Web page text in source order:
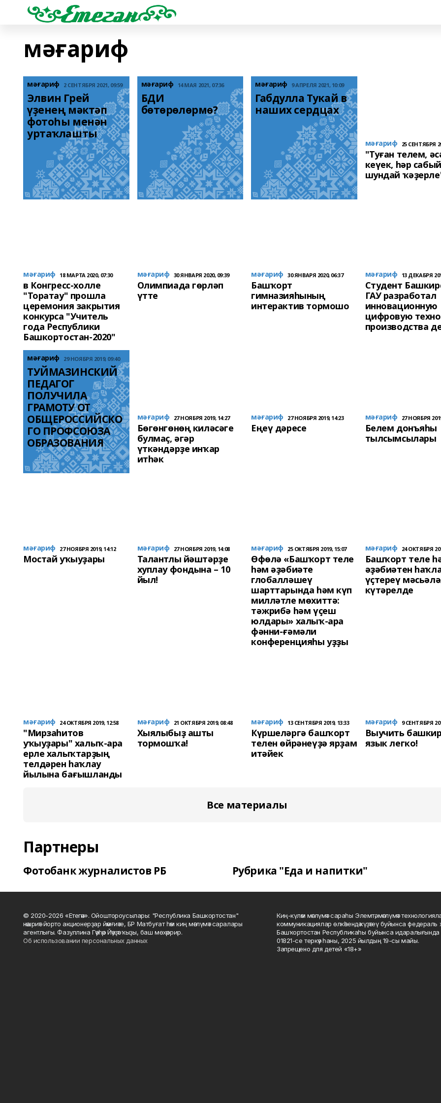
мәғариф
мәғариф 2 СЕНТЯБРЯ 2021, 09:59
Элвин Грей
үҙенең мәктәп
фотоһы менән
уртаҡлашты
мәғариф 14 МАЯ 2021, 07:36
БДИ
бөтөрөлөрмө?
мәғариф 9 АПРЕЛЯ 2021, 10:09
Габдулла Тукай в
наших сердцах
мәғариф 25 СЕНТЯБРЯ
"Туған телем,
кеүек, һәр
шундай
мәғариф 18 МАРТА 2020, 07:30
в Конгресс-холле
"Торатау" прошла
церемония закрытия
конкурса "Учитель
года Республики
Башкортостан-2020"
мәғариф 30 ЯНВАРЯ 2020, 09:39
Олимпиада гөрләп
үтте
мәғариф 30 ЯНВАРЯ 2020, 06:37
Башҡорт
гимназияһының
интерактив тормошо
мәғариф 13 ДЕКАБРЯ
Студент
ГАУ разработал
инновационную
цифровую
производства
мәғариф 29 НОЯБРЯ 2019, 09:40
ТУЙМАЗИНСКИЙ
ПЕДАГОГ
ПОЛУЧИЛА
ГРАМОТУ ОТ
ОБЩЕРОССИЙСКО
ГО ПРОФСОЮЗА
ОБРАЗОВАНИЯ
мәғариф 27 НОЯБРЯ 2019, 14:27
Бөгөнгөнөң киләсәге
булмаҫ, әгәр
үткәндәрҙе инҡар
итһәк
мәғариф 27 НОЯБРЯ 2019, 14:23
Еңеү дәресе
мәғариф 27 НОЯБРЯ
Белем донъяһы
тылсымсылары
мәғариф 27 НОЯБРЯ 2019, 14:12
Мостай уҡыуҙары
мәғариф 27 НОЯБРЯ 2019, 14:08
Талантлы йәштәрҙе
хуплау фондына – 10
йыл!
мәғариф 25 ОКТЯБРЯ 2019, 15:07
Өфөлә «Башҡорт теле
һәм әҙәбиәте
глобалләшеү
шарттарында һәм күп
милләтле мөхиттә:
тәжрибә һәм үҫеш
юлдары» халыҡ-ара
фәнни-ғәмәли
конференцияһы уҙҙы
мәғариф 24 ОКТЯБРЯ
Башҡорт теле
әҙәбиәтен
үҫтереү
күтәрелде
мәғариф 24 ОКТЯБРЯ 2019, 12:58
"Мирзаһитов
уҡыуҙары" халыҡ-ара
ерле халыҡтарҙың
телдәрен һаҡлау
йылына бағышланды
мәғариф 21 ОКТЯБРЯ 2019, 08:48
Хыялыбыҙ ашты
тормошҡа!
мәғариф 13 СЕНТЯБРЯ 2019, 13:33
Күршеләргә башҡорт
телен өйрәнеүҙә ярҙам
итәйек
мәғариф 9 СЕНТЯБРЯ
Выучить
язык легко!
Все материалы
Партнеры
Фотобанк журналистов РБ Рубрика "Еда и напитки"
© 2020-2026 «Етегән». Ойоштороусылары: "Республика Башкортостан"
нәшриәт йорто акционерҙар йәмғиәте, БР Матбуғат һәм киң мәғлүмәт саралары
агентлығы. Фазуллина Гәүһәр Йәүҙәт ҡыҙы, баш мөхәррир.
Об использовании персональных данных
Киң-күләм мәғлүмәт сараһы Элемтә, мәғлүмәт
коммуникациялар өлкәһендә күҙәтеү буйынса федераль
Башҡортостан Республикаһы буйынса идаралығында
01821-се теркәү һаны, 2025 йылдың 19-сы майы.
Запрещено для детей «18+»